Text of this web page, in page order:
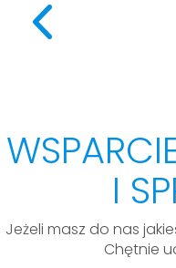
I
Jeżeli masz do nas
Chętnie